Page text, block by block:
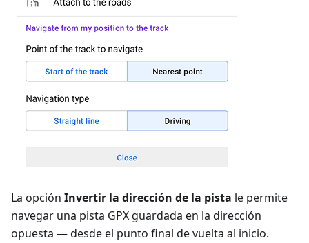
La opción Invertir la dirección de la pista le permite
navegar una pista GPX guardada en la dirección
opuesta — desde el punto final de vuelta al inicio.